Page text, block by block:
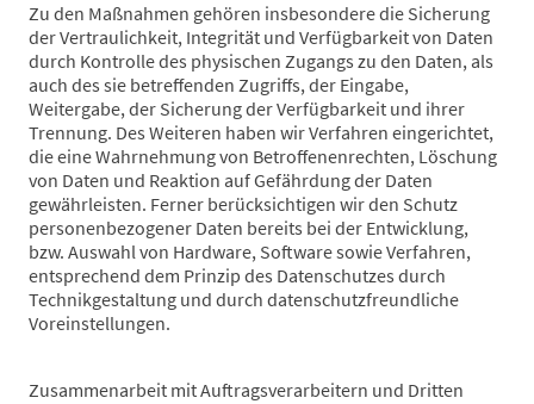
Zu den Maßnahmen gehören insbesondere die Sicherung
der Vertraulichkeit, Integrität und Verfügbarkeit von Daten
durch Kontrolle des physischen Zugangs zu den Daten, als
auch des sie betreffenden Zugriffs, der Eingabe,
Weitergabe, der Sicherung der Verfügbarkeit und ihrer
Trennung. Des Weiteren haben wir Verfahren eingerichtet,
die eine Wahrnehmung von Betroffenenrechten, Löschung
von Daten und Reaktion auf Gefährdung der Daten
gewährleisten. Ferner berücksichtigen wir den Schutz
personenbezogener Daten bereits bei der Entwicklung,
bzw. Auswahl von Hardware, Software sowie Verfahren,
entsprechend dem Prinzip des Datenschutzes durch
Technikgestaltung und durch datenschutzfreundliche
Voreinstellungen.
Zusammenarbeit mit Auftragsverarbeitern und Dritten